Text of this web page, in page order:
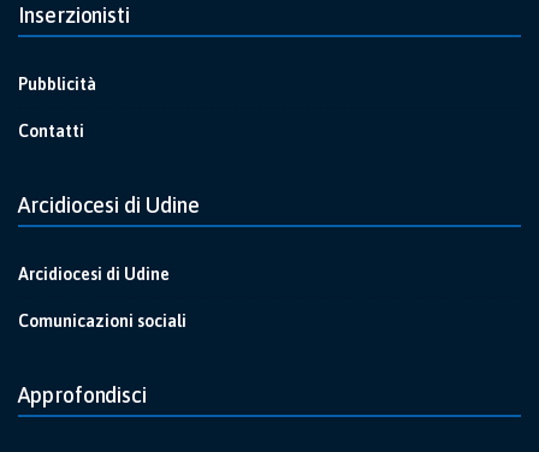
Inserzionisti
Pubblicità
Contatti
Arcidiocesi di Udine
Arcidiocesi di Udine
Comunicazioni sociali
Approfondisci